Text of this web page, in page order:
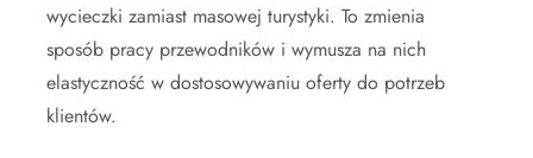
wycieczki zamiast masowej turystyki. To zmienia
sposób pracy przewodników i wymusza na nich
elastyczność w dostosowywaniu oferty do potrzeb
klientów.